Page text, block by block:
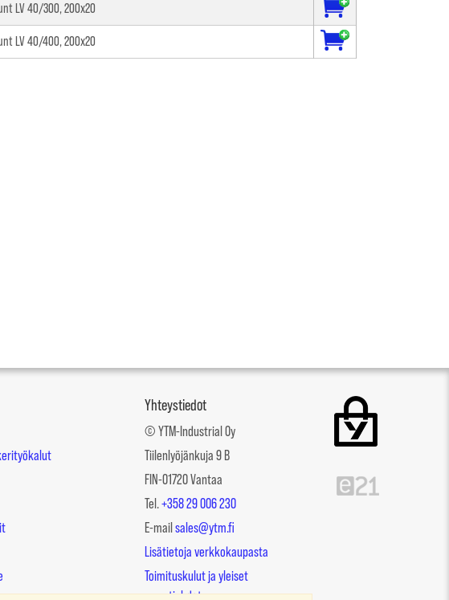
LV 40/300, 200x20
LV 40/400, 200x20
Yhteystiedot
© YTM-Industrial Oy
Tiilenlyöjänkuja 9 B
FIN-01720 Vantaa
Tel.+358 29 006 230
E-mail sales@ytm.fi
Lisätietoja verkkokaupasta
Toimituskulut ja yleiset
myyntiehdot